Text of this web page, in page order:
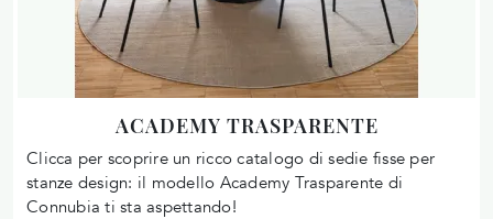
ACADEMY TRASPARENTE
Clicca per scoprire un ricco catalogo di sedie fisse per
stanze design: il modello Academy Trasparente di
Connubia ti sta aspettando!